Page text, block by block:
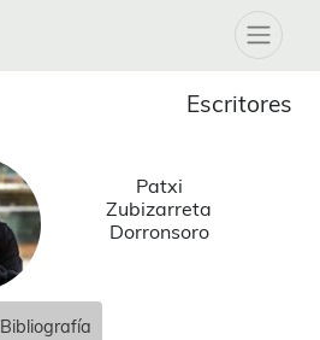
Escritores
Patxi
Zubizarreta
Dorronsoro
Bibliografía